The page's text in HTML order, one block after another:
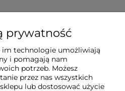
prywatność
im technologie umożliwiają
i pomagają nam
potrzeb. Możesz
przez nas wszystkich
lub dostosować użycie